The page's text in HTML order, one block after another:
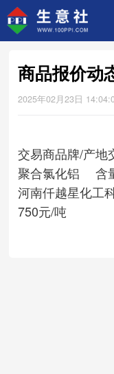
商品报价动
2025年02月23日
交易商品牌/产地
聚合氯化铝 含
河南仟越星化工
750元/吨